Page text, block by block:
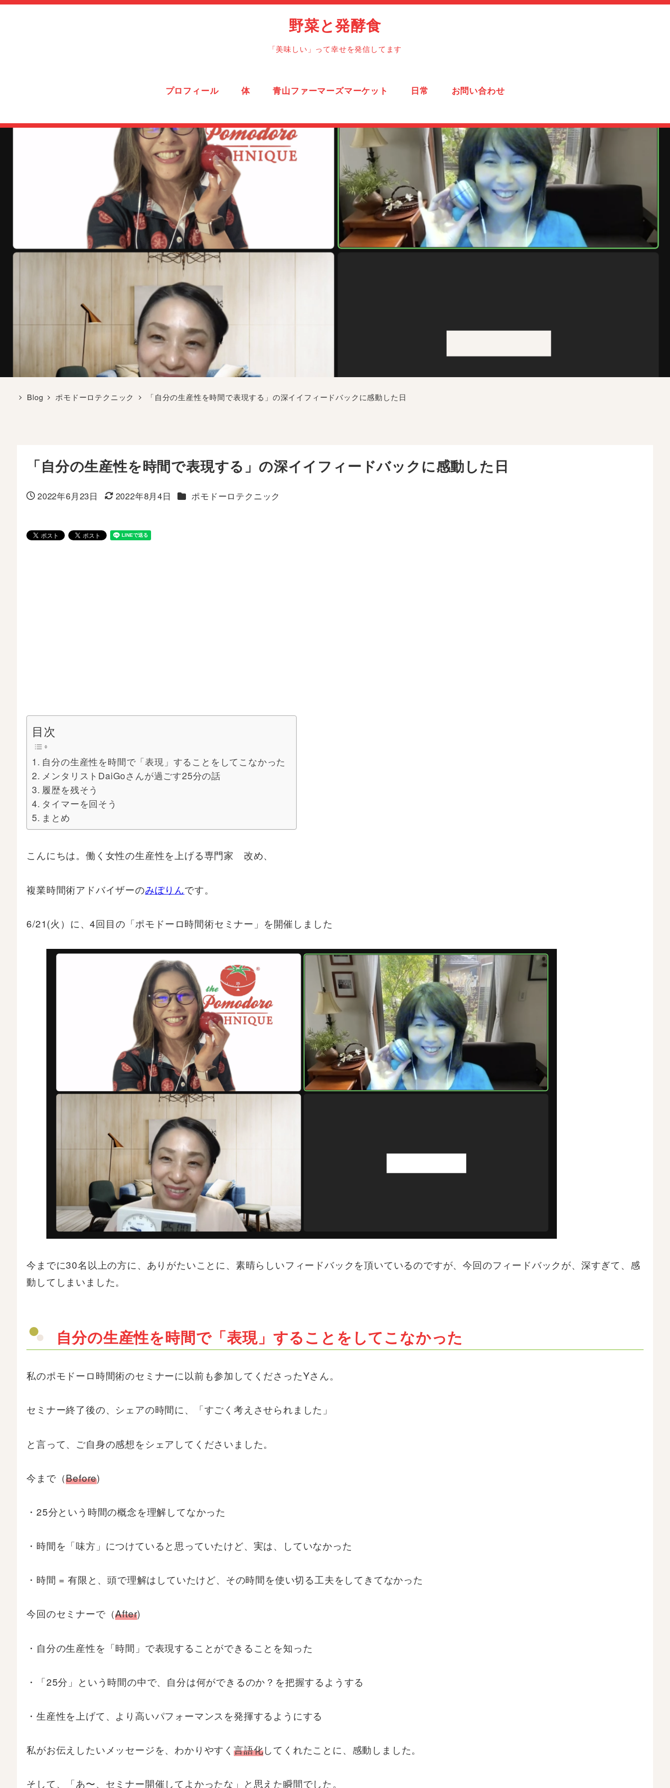
野菜と発酵食
「美味しい」って幸せを発信してます
プロフィール 体 青山ファーマーズマーケット 日常 お問い合わせ
Blog ポモドーロテクニック 「自分の生産性を時間で表現する」の深イイフィードバックに感動した日
「自分の生産性を時間で表現する」の深イイフィードバックに感動した日
投稿日
2022年6月23日
更新日
2022年8月4日 カテゴリー
ポモドーロテクニック
目次
自分の生産性を時間で「表現」することをしてこなかった
メンタリストDaiGoさんが過ごす25分の話
履歴を残そう
タイマーを回そう
まとめ
こんにちは。働く女性の生産性を上げる専門家 改め、
複業時間術アドバイザーのみぽりんです。
6/21(火）に、4回目の「ポモドーロ時間術セミナー」を開催しました
今までに30名以上の方に、ありがたいことに、素晴らしいフィードバックを頂いているのですが、今回のフィードバックが、深すぎて、感
動してしまいました。
自分の生産性を時間で「表現」することをしてこなかった
私のポモドーロ時間術のセミナーに以前も参加してくださったYさん。
セミナー終了後の、シェアの時間に、「すごく考えさせられました」
と言って、ご自身の感想をシェアしてくださいました。
今まで（Before)
・25分という時間の概念を理解してなかった
・時間を「味方」につけていると思っていたけど、実は、していなかった
・時間 = 有限と、頭で理解はしていたけど、その時間を使い切る工夫をしてきてなかった
今回のセミナーで（After)
・自分の生産性を「時間」で表現することができることを知った
・「25分」という時間の中で、自分は何ができるのか？を把握するようする
・生産性を上げて、より高いパフォーマンスを発揮するようにする
私がお伝えしたいメッセージを、わかりやすく 言語化してくれたことに、感動しました。
そして、「あ〜、セミナー開催してよかったな」と思えた瞬間でした。